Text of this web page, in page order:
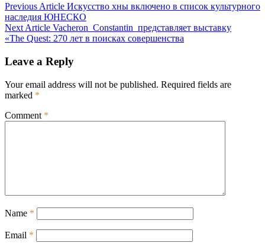
Post
navigation
Previous Article Искусство хны включено в список культурного
наследия ЮНЕСКО
Next Article Vacheron Constantin представляет выставку
«The Quest: 270 лет в поисках совершенства
Leave a Reply
Your email address will not be published. Required fields are
marked *
Comment *
Name *
Email *